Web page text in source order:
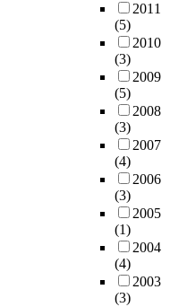
2011
(5)
2010
(3)
2009
(5)
2008
(3)
2007
(4)
2006
(3)
2005
(1)
2004
(4)
2003
(3)